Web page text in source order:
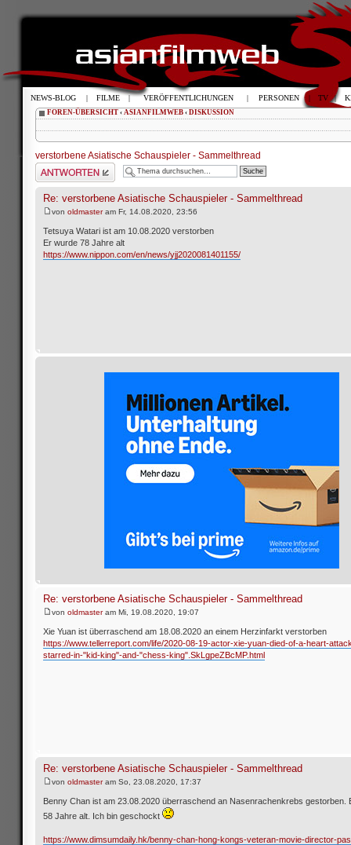
FOREN-ÜBERSICHT ‹ ASIANFILMWEB ‹ DISKUSSION
verstorbene Asiatische Schauspieler - Sammelthread
Antwort schreiben
Re: verstorbene Asiatische Schauspieler - Sammelthread
von oldmasteram Fr, 14.08.2020, 23:56
Tetsuya Watari ist am 10.08.2020 verstorben
Er wurde 78 Jahre alt
https://www.nippon.com/en/news/yjj2020081401155/
Re: verstorbene Asiatische Schauspieler - Sammelthread
von oldmasteram Mi, 19.08.2020, 19:07
Xie Yuan ist überraschend am 18.08.2020 an einem Herzinfarkt verstorben
https://www.tellerreport.com/life/2020-08-19-actor-xie-yuan-died-of-a-heart-
starred-in-"kid-king"-and-"chess-king".SkLgpeZBcMP.html
Re: verstorbene Asiatische Schauspieler - Sammelthread
von oldmasteram So, 23.08.2020, 17:37
Benny Chan ist am 23.08.2020 überraschend an Nasenrachenkrebs gestorben.
58 Jahre alt. Ich bin geschockt
https://www.dimsumdaily.hk/benny-chan-hong-kongs-veteran-movie-director-
NEWS-BLOG | FILME | VERÖFFENTLICHUNGEN | PERSONEN | TV |